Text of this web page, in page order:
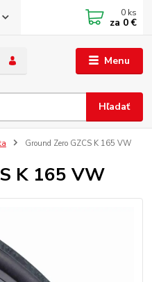
Menu
Hľadať
0 ks
za 0 €
Ground Zero GZCS K 165 VW
K 165 VW